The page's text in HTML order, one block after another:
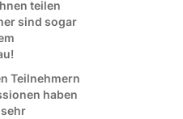
teilen
sind sogar
Teilnehmern
haben